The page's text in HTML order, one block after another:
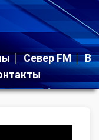
Север FM
В